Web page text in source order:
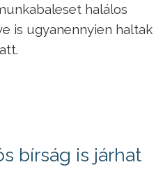
halálos
is ugyanennyien haltak
bírság is járhat